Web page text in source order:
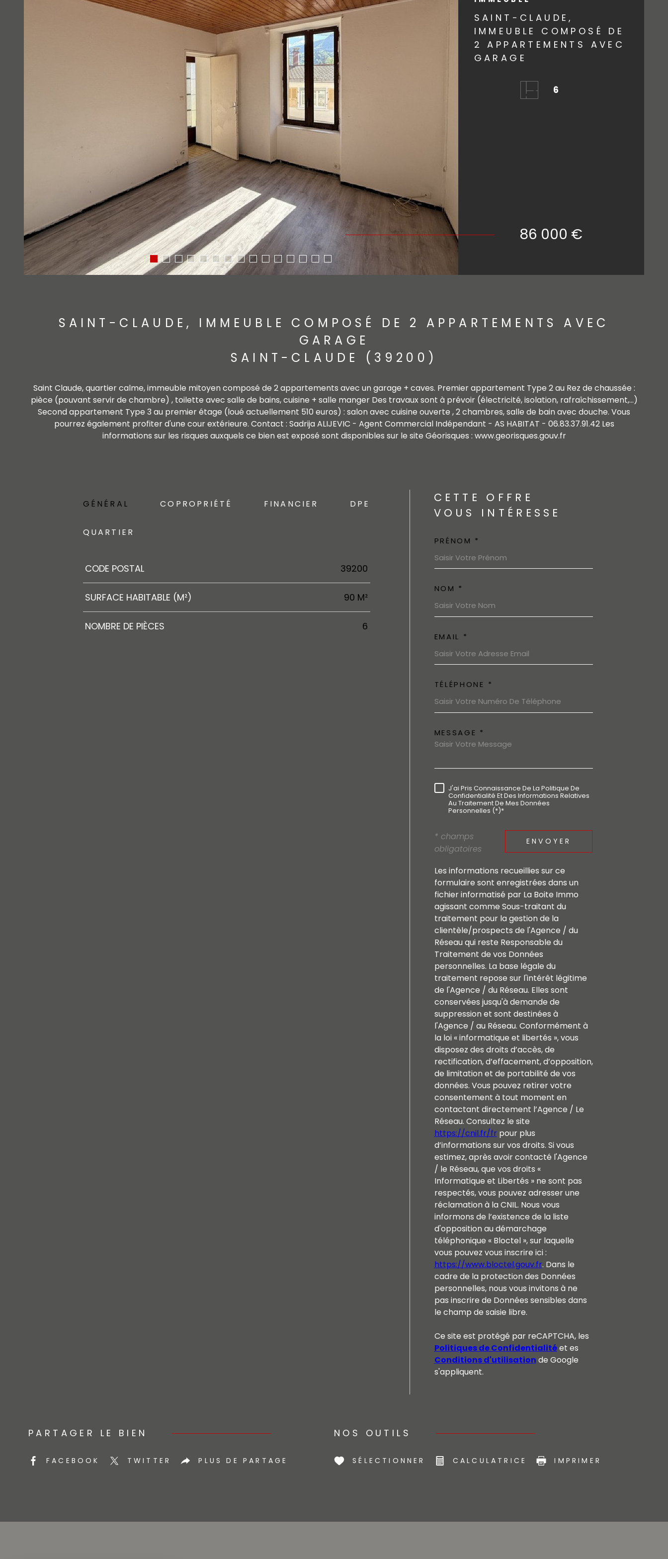
CONTACT
SAINT-CLAUDE,
IMMEUBLE COMPOSÉ DE
2 APPARTEMENTS AVEC
GARAGE
6
86 000 €
SAINT-CLAUDE, IMMEUBLE COMPOSÉ DE 2 APPARTEMENTS AVEC
GARAGE
SAINT-CLAUDE (39200)
Saint Claude, quartier calme, immeuble mitoyen composé de 2 appartements avec un garage + caves. Premier appartement Type 2 au Rez de chaussée :
pièce (pouvant servir de chambre) , toilette avec salle de bains, cuisine + salle manger Des travaux sont à prévoir (électricité, isolation, rafraîchissement,...)
Second appartement Type 3 au premier étage (loué actuellement 510 euros) : salon avec cuisine ouverte , 2 chambres, salle de bain avec douche. Vous
pourrez également profiter d'une cour extérieure. Contact : Sadrija ALIJEVIC - Agent Commercial Indépendant - AS HABITAT - 06.83.37.91.42 Les
informations sur les risques auxquels ce bien est exposé sont disponibles sur le site Géorisques : www.georisques.gouv.fr
GÉNÉRAL COPROPRIÉTÉ FINANCIER DPE
QUARTIER
Caractérisque
CODE POSTAL 39200
SURFACE HABITABLE (M²) 90 M²
NOMBRE DE PIÈCES 6
CETTE OFFRE
VOUS INTÉRESSE
PRÉNOM *
NOM *
EMAIL *
TÉLÉPHONE *
MESSAGE *
J'ai Pris Connaissance De La Politique De
Confidentialité Et Des Informations Relatives
Au Traitement De Mes Données
Personnelles (*)*
* champs
obligatoires
ENVOYER
Les informations recueillies sur ce
formulaire sont enregistrées dans un
fichier informatisé par La Boite Immo
agissant comme Sous-traitant du
traitement pour la gestion de la
clientèle/prospects de l'Agence / du
Réseau qui reste Responsable du
Traitement de vos Données
personnelles. La base légale du
traitement repose sur l'intérêt légitime
de l'Agence / du Réseau. Elles sont
conservées jusqu'à demande de
suppression et sont destinées à
l'Agence / au Réseau. Conformément à
la loi « informatique et libertés », vous
disposez des droits d’accès, de
rectification, d’effacement, d’opposition,
de limitation et de portabilité de vos
données. Vous pouvez retirer votre
consentement à tout moment en
contactant directement l’Agence / Le
Réseau. Consultez le site
https://cnil.fr/frpour plus
d’informations sur vos droits. Si vous
estimez, après avoir contacté l'Agence
/ le Réseau, que vos droits «
Informatique et Libertés » ne sont pas
respectés, vous pouvez adresser une
réclamation à la CNIL. Nous vous
informons de l’existence de la liste
d'opposition au démarchage
téléphonique « Bloctel », sur laquelle
vous pouvez vous inscrire ici :
https://www.bloctel.gouv.fr. Dans le
cadre de la protection des Données
personnelles, nous vous invitons à ne
pas inscrire de Données sensibles dans
le champ de saisie libre.
Ce site est protégé par reCAPTCHA, les
Politiques de Confidentialitéet es
Conditions d'utilisation de Google
s'appliquent.
PARTAGER LE BIEN
FACEBOOK TWITTER PLUS DE PARTAGE
NOS OUTILS
SÉLECTIONNER CALCULATRICE IMPRIMER